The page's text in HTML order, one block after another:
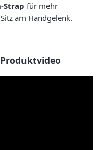
Strap für mehr
am Handgelenk.